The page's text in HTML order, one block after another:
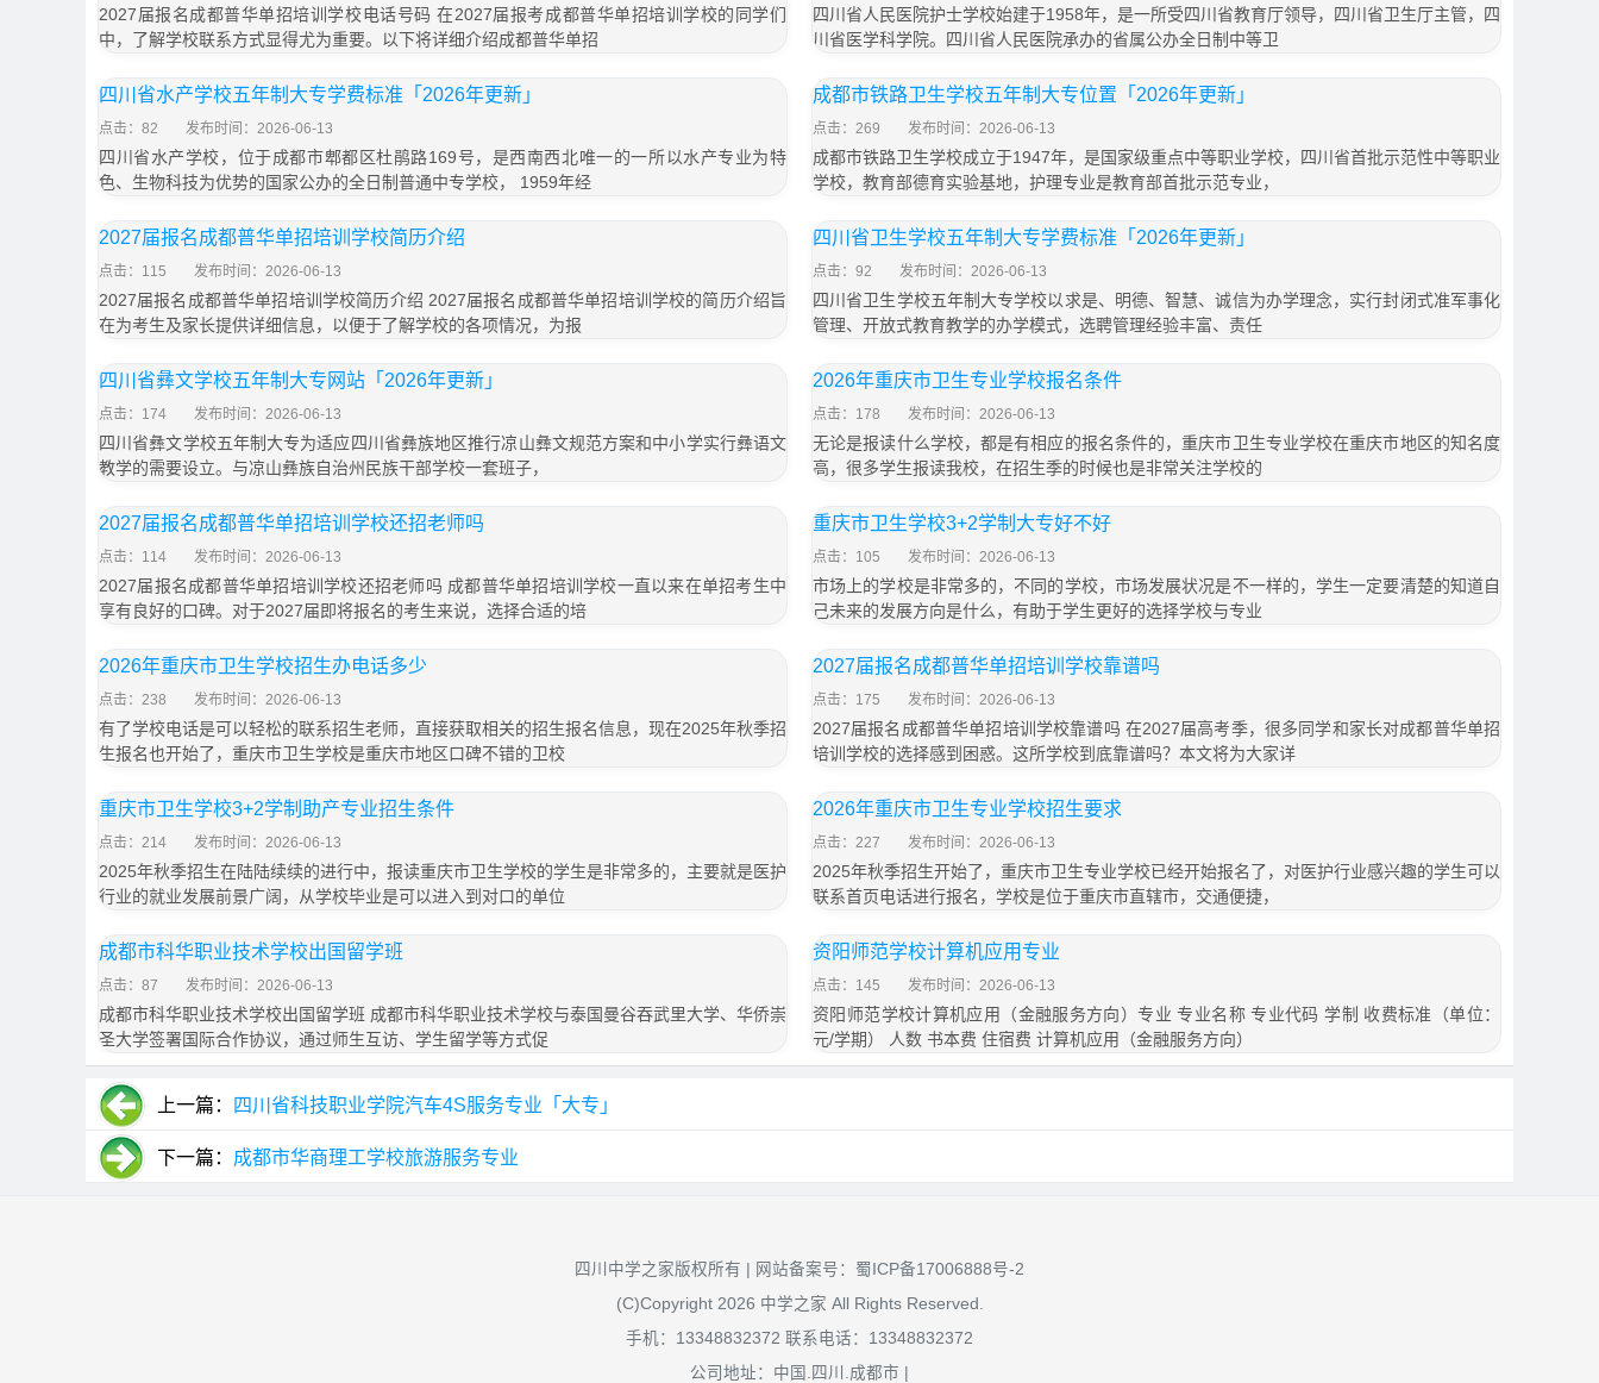
2027届报名成都普华单招培训学校电话号码 在2027届报考成都普华单招培训学校的同学们
中，了解学校联系方式显得尤为重要。以下将详细介绍成都普华单招
四川省人民医院护士学校始建于1958年，是一所受四川省教育厅领导，四川省卫生厅主管，四
川省医学科学院。四川省人民医院承办的省属公办全日制中等卫
四川省水产学校五年制大专学费标准「2026年更新」
点击：82 发布时间：2026-06-13
四川省水产学校，位于成都市郫都区杜鹃路169号，是西南西北唯一的一所以水产专业为特
色、生物科技为优势的国家公办的全日制普通中专学校， 1959年经
成都市铁路卫生学校五年制大专位置「2026年更新」
点击：269 发布时间：2026-06-13
成都市铁路卫生学校成立于1947年，是国家级重点中等职业学校，四川省首批示范性中等职业
学校，教育部德育实验基地，护理专业是教育部首批示范专业，
2027届报名成都普华单招培训学校简历介绍
点击：115 发布时间：2026-06-13
2027届报名成都普华单招培训学校简历介绍 2027届报名成都普华单招培训学校的简历介绍旨
在为考生及家长提供详细信息，以便于了解学校的各项情况，为报
四川省卫生学校五年制大专学费标准「2026年更新」
点击：92 发布时间：2026-06-13
四川省卫生学校五年制大专学校以求是、明德、智慧、诚信为办学理念，实行封闭式准军事化
管理、开放式教育教学的办学模式，选聘管理经验丰富、责任
四川省彝文学校五年制大专网站「2026年更新」
点击：174 发布时间：2026-06-13
四川省彝文学校五年制大专为适应四川省彝族地区推行凉山彝文规范方案和中小学实行彝语文
教学的需要设立。与凉山彝族自治州民族干部学校一套班子，
2026年重庆市卫生专业学校报名条件
点击：178 发布时间：2026-06-13
无论是报读什么学校，都是有相应的报名条件的，重庆市卫生专业学校在重庆市地区的知名度
高，很多学生报读我校，在招生季的时候也是非常关注学校的
2027届报名成都普华单招培训学校还招老师吗
点击：114 发布时间：2026-06-13
2027届报名成都普华单招培训学校还招老师吗 成都普华单招培训学校一直以来在单招考生中
享有良好的口碑。对于2027届即将报名的考生来说，选择合适的培
重庆市卫生学校3+2学制大专好不好
点击：105 发布时间：2026-06-13
市场上的学校是非常多的，不同的学校，市场发展状况是不一样的，学生一定要清楚的知道自
己未来的发展方向是什么，有助于学生更好的选择学校与专业
2026年重庆市卫生学校招生办电话多少
点击：238 发布时间：2026-06-13
有了学校电话是可以轻松的联系招生老师，直接获取相关的招生报名信息，现在2025年秋季招
生报名也开始了，重庆市卫生学校是重庆市地区口碑不错的卫校
2027届报名成都普华单招培训学校靠谱吗
点击：175 发布时间：2026-06-13
2027届报名成都普华单招培训学校靠谱吗 在2027届高考季，很多同学和家长对成都普华单招
培训学校的选择感到困惑。这所学校到底靠谱吗？本文将为大家详
重庆市卫生学校3+2学制助产专业招生条件
点击：214 发布时间：2026-06-13
2025年秋季招生在陆陆续续的进行中，报读重庆市卫生学校的学生是非常多的，主要就是医护
行业的就业发展前景广阔，从学校毕业是可以进入到对口的单位
2026年重庆市卫生专业学校招生要求
点击：227 发布时间：2026-06-13
2025年秋季招生开始了，重庆市卫生专业学校已经开始报名了，对医护行业感兴趣的学生可以
联系首页电话进行报名，学校是位于重庆市直辖市，交通便捷，
成都市科华职业技术学校出国留学班
点击：87 发布时间：2026-06-13
成都市科华职业技术学校出国留学班 成都市科华职业技术学校与泰国曼谷吞武里大学、华侨崇
圣大学签署国际合作协议，通过师生互访、学生留学等方式促
资阳师范学校计算机应用专业
点击：145 发布时间：2026-06-13
资阳师范学校计算机应用（金融服务方向）专业 专业名称 专业代码 学制 收费标准（单位：
元/学期） 人数 书本费 住宿费 计算机应用（金融服务方向）
上一篇： 四川省科技职业学院汽车4S服务专业「大专」
下一篇： 成都市华商理工学校旅游服务专业
四川中学之家版权所有 | 网站备案号： 蜀ICP备17006888号-2
(C)Copyright 2026 中学之家 All Rights Reserved.
手机：13348832372 联系电话：13348832372
公司地址：中国.四川.成都市 |